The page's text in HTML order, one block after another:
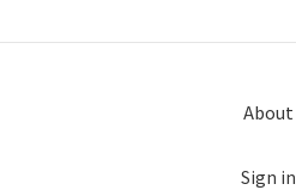
About
Sign in